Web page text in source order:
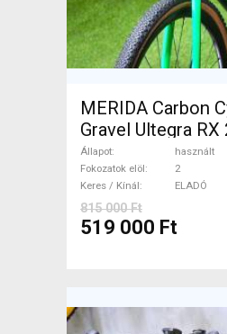
MERIDA Carbon
Gravel Ultegra RX
CX tárcsafék
Állapot
használt
Fokozatok elöl
2
Keres / Kínál
ELADÓ
815 000 Ft
519 000 Ft